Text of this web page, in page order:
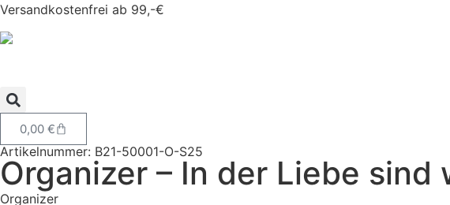
Versandkostenfrei ab 99,-€
0,00 €
Artikelnummer: B21-50001-O-S25
Organizer – In der Liebe sind
Organizer